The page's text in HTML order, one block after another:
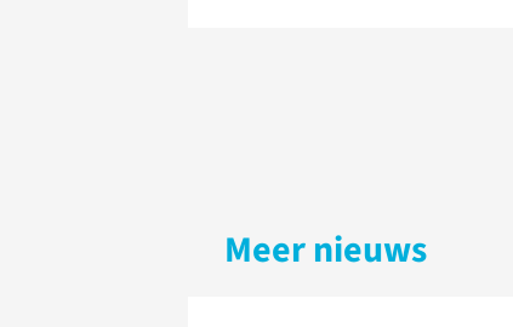
Meer nieuws